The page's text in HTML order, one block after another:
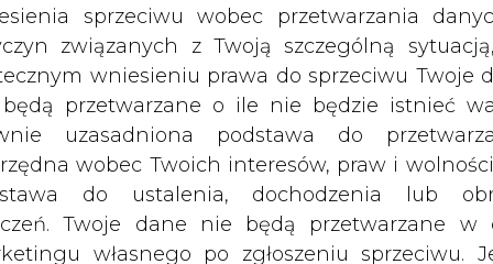
sprzeciwu wobec przetwarzania
związanych z Twoją szczególną
wniesieniu prawa do sprzeciwu Twoje
przetwarzane o ile nie będzie istnieć
uzasadniona podstawa do
wobec Twoich interesów, praw i
do ustalenia, dochodzenia lub
Twoje dane nie będą przetwarzane w
własnego po zgłoszeniu sprzeciwu.
Ciepłownictwo Polskie
informacje: